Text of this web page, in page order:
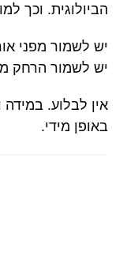
הביולוגית. וכך
יש לשמור מפני
יש לשמור הרחק
אין לבלוע.
באופן מידי.